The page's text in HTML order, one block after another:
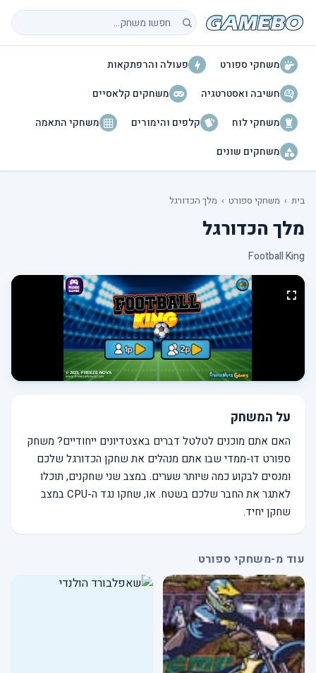
חיפוש משחקים
משחקי ספורט
פעולה והרפתקאות
חשיבה ואסטרטגיה
משחקים קלאסיים
משחקי לוח
קלפים והימורים
משחקי התאמה
משחקים שונים
בית › משחקי ספורט › מלך הכדורגל
מלך הכדורגל
Football King
על המשחק
האם אתם מוכנים לטלטל דברים באצטדיונים ייחודיים? משחק
ספורט דו-ממדי שבו אתם מנהלים את שחקן הכדורגל שלכם
ומנסים לבקוע כמה שיותר שערים. במצב שני שחקנים, תוכלו
לאתגר את החבר שלכם בשטח. או, שחקו נגד ה-CPU במצב
שחקן יחיד.
עוד מ-משחקי ספורט